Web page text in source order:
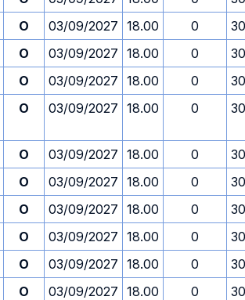
O 03/09/2027 18.00 0
O 03/09/2027 18.00 0
O 03/09/2027 18.00 0
O 03/09/2027 18.00 0
O 03/09/2027 18.00 0
O 03/09/2027 18.00 0
O 03/09/2027 18.00 0
O 03/09/2027 18.00 0
O 03/09/2027 18.00 0
O 03/09/2027 18.00 0